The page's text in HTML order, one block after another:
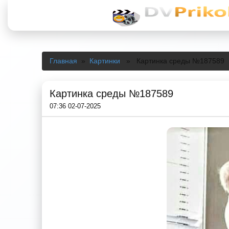
Главная » Картинки » Картинка среды №187589
Картинка среды №187589
07:36 02-07-2025